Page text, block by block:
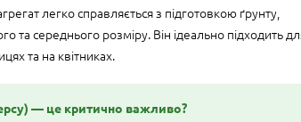
легко справляється з підготовкою ґрунту,
середнього розміру. Він ідеально підходить
та на квітниках.
— це критично важливо?